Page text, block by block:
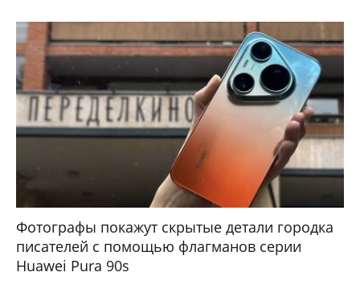
Фотографы покажут скрытые детали городка
писателей с помощью флагманов серии
Huawei Pura 90s